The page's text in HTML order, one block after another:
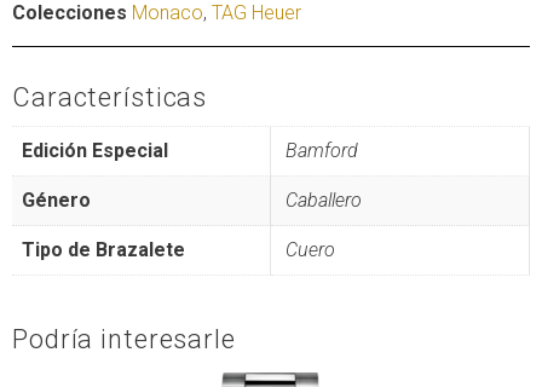
Colecciones Monaco, TAG Heuer
Características
Edición Especial Bamford
Género Caballero
Tipo de Brazalete Cuero
Podría interesarle